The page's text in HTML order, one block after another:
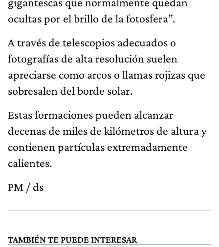
ocultas por el brillo de la fotosfera”.
A través de telescopios adecuados o
fotografías de alta resolución suelen
apreciarse como arcos o llamas rojizas que
sobresalen del borde solar.
Estas formaciones pueden alcanzar
decenas de miles de kilómetros de altura y
contienen partículas extremadamente
calientes.
PM / ds
TAMBIÉN TE PUEDE INTERESAR